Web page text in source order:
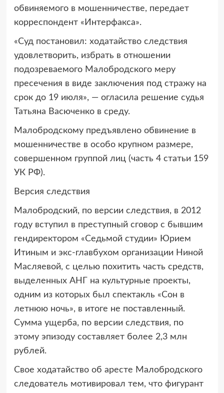
обвиняемого в мошенничестве, передает
корреспондент «Интерфакса».
«Суд постановил: ходатайство следствия
удовлетворить, избрать в отношении
подозреваемого Малобродского меру
пресечения в виде заключения под стражу на
срок до 19 июля», — огласила решение судья
Татьяна Васюченко в среду.
Малобродскому предъявлено обвинение в
мошенничестве в особо крупном размере,
совершенном группой лиц (часть 4 статьи 159
УК РФ).
Версия следствия
Малобродский, по версии следствия, в 2012
году вступил в преступный сговор с бывшим
гендиректором «Седьмой студии» Юрием
Итиным и экс-главбухом организации Ниной
Масляевой, с целью похитить часть средств,
выделенных АНГ на культурные проекты,
одним из которых был спектакль «Сон в
летнюю ночь», в итоге не поставленный.
Сумма ущерба, по версии следствия, по
этому эпизоду составляет более 2,3 млн
рублей.
Свое ходатайство об аресте Малобродского
следователь мотивировал тем, что фигурант